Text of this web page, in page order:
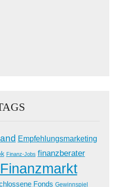
Empfehlungsmarketing
Finanz-Jobs finanzberater
Finanzmarkt
Fonds Gewinnspiel